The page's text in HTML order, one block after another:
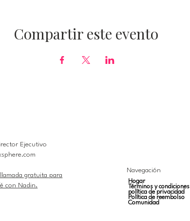
Compartir este evento
Ejecutivo
gratuita para
con Nadin.
Navegación
Hogar
Términos y condiciones
política de privacidad
Política de reembolso
Comunidad